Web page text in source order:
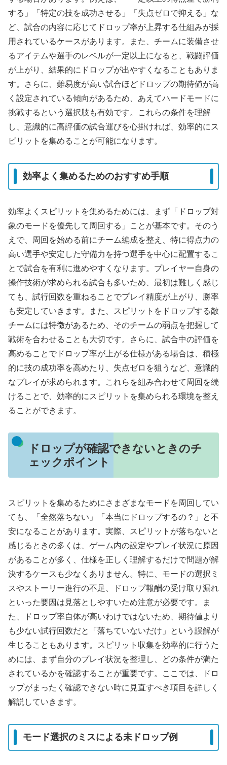
する」「特定の技を成功させる」「失点ゼロで抑える」な
ど、試合の内容に応じてドロップ率が上昇する仕組みが採
用されているケースがあります。また、チームに装備させ
るアイテムや選手のレベルが一定以上になると、戦闘評価
が上がり、結果的にドロップが出やすくなることもありま
す。さらに、難易度が高い試合ほどドロップの期待値が高
く設定されている傾向があるため、あえてハードモードに
挑戦するという選択肢も有効です。これらの条件を理解
し、意識的に高評価の試合運びを心掛ければ、効率的にス
ピリットを集めることが可能になります。
効率よく集めるためのおすすめ手順
効率よくスピリットを集めるためには、まず「ドロップ対
象のモードを優先して周回する」ことが基本です。そのう
えで、周回を始める前にチーム編成を整え、特に得点力の
高い選手や安定した守備力を持つ選手を中心に配置するこ
とで試合を有利に進めやすくなります。プレイヤー自身の
操作技術が求められる試合も多いため、最初は難しく感じ
ても、試行回数を重ねることでプレイ精度が上がり、勝率
も安定していきます。また、スピリットをドロップする敵
チームには特徴があるため、そのチームの弱点を把握して
戦術を合わせることも大切です。さらに、試合中の評価を
高めることでドロップ率が上がる仕様がある場合は、積極
的に技の成功率を高めたり、失点ゼロを狙うなど、意識的
なプレイが求められます。これらを組み合わせて周回を続
けることで、効率的にスピリットを集められる環境を整え
ることができます。
ドロップが確認できないときのチ
ェックポイント
スピリットを集めるためにさまざまなモードを周回してい
ても、「全然落ちない」「本当にドロップするの？」と不
安になることがあります。実際、スピリットが落ちないと
感じるときの多くは、ゲーム内の設定やプレイ状況に原因
があることが多く、仕様を正しく理解するだけで問題が解
決するケースも少なくありません。特に、モードの選択ミ
スやストーリー進行の不足、ドロップ報酬の受け取り漏れ
といった要因は見落としやすいため注意が必要です。ま
た、ドロップ率自体が高いわけではないため、期待値より
も少ない試行回数だと「落ちていないだけ」という誤解が
生じることもあります。スピリット収集を効率的に行うた
めには、まず自分のプレイ状況を整理し、どの条件が満た
されているかを確認することが重要です。ここでは、ドロ
ップがまったく確認できない時に見直すべき項目を詳しく
解説していきます。
モード選択のミスによる未ドロップ例